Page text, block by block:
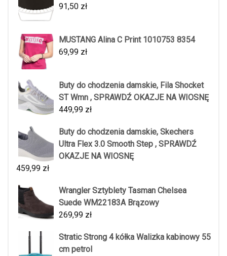
91,50 zł
MUSTANG Alina C Print 1010753 8354
69,99 zł
Buty do chodzenia damskie, Fila Shocket
ST Wmn , SPRAWDŹ OKAZJE NA WIOSNĘ
449,99 zł
Buty do chodzenia damskie, Skechers
Ultra Flex 3.0 Smooth Step , SPRAWDŹ
OKAZJE NA WIOSNĘ
459,99 zł
Wrangler Sztyblety Tasman Chelsea
Suede WM22183A Brązowy
269,99 zł
Stratic Strong 4 kółka Walizka kabinowy 55
cm petrol